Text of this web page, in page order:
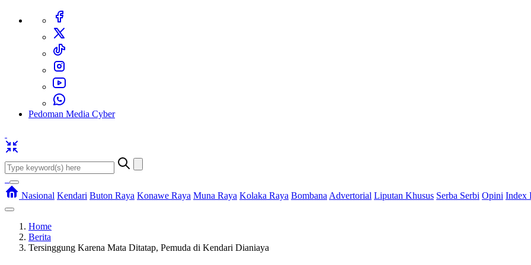
Pedoman Media Cyber
Nasional Kendari Buton Raya Konawe Raya Muna Raya Kolaka Raya Bombana Advertorial Liputan Khusus Serba Serbi Opini Index
Home
Berita
Tersinggung Karena Mata Ditatap, Pemuda di Kendari Dianiaya